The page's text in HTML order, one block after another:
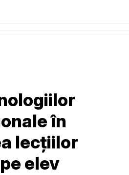
în
lecțiilor
elev